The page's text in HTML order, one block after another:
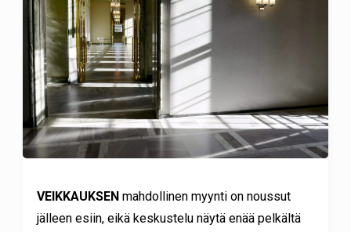
VEIKKAUKSEN mahdollinen myynti on noussut
jälleen esiin, eikä keskustelu näytä enää pelkältä